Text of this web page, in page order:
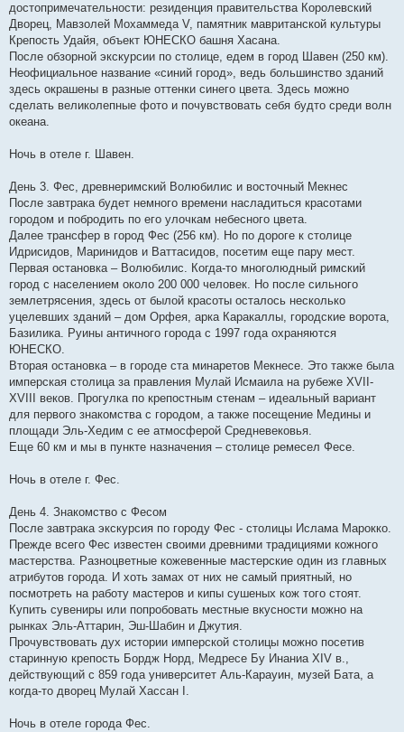
достопримечательности: резиденция правительства Королевский
Дворец, Мавзолей Мохаммеда V, памятник мавританской культуры
Крепость Удайя, объект ЮНЕСКО башня Хасана.
После обзорной экскурсии по столице, едем в город Шавен (250 км).
Неофициальное название «синий город», ведь большинство зданий
здесь окрашены в разные оттенки синего цвета. Здесь можно
сделать великолепные фото и почувствовать себя будто среди волн
океана.
Ночь в отеле г. Шавен.
День 3. Фес, древнеримский Волюбилис и восточный Мекнес
После завтрака будет немного времени насладиться красотами
городом и побродить по его улочкам небесного цвета.
Далее трансфер в город Фес (256 км). Но по дороге к столице
Идрисидов, Маринидов и Ваттасидов, посетим еще пару мест.
Первая остановка – Волюбилис. Когда-то многолюдный римский
город с населением около 200 000 человек. Но после сильного
землетрясения, здесь от былой красоты осталось несколько
уцелевших зданий – дом Орфея, арка Каракаллы, городские ворота,
Базилика. Руины античного города с 1997 года охраняются
ЮНЕСКО.
Вторая остановка – в городе ста минаретов Мекнесе. Это также была
имперская столица за правления Мулай Исмаила на рубеже XVII-
XVIII веков. Прогулка по крепостным стенам – идеальный вариант
для первого знакомства с городом, а также посещение Медины и
площади Эль-Хедим с ее атмосферой Средневековья.
Еще 60 км и мы в пункте назначения – столице ремесел Фесе.
Ночь в отеле г. Фес.
День 4. Знакомство с Фесом
После завтрака экскурсия по городу Фес - столицы Ислама Марокко.
Прежде всего Фес известен своими древними традициями кожного
мастерства. Разноцветные кожевенные мастерские один из главных
атрибутов города. И хоть замах от них не самый приятный, но
посмотреть на работу мастеров и кипы сушеных кож того стоят.
Купить сувениры или попробовать местные вкусности можно на
рынках Эль-Аттарин, Эш-Шабин и Джутия.
Прочувствовать дух истории имперской столицы можно посетив
старинную крепость Бордж Норд, Медресе Бу Инаниа ХIV в.,
действующий с 859 года университет Аль-Карауин, музей Бата, а
когда-то дворец Мулай Хассан І.
Ночь в отеле города Фес.